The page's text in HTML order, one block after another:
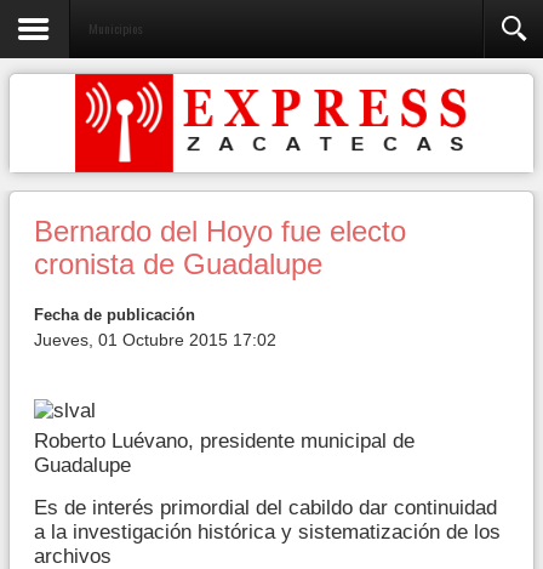
Municipios
Bernardo del Hoyo fue electo
cronista de Guadalupe
Fecha de publicación
Jueves, 01 Octubre 2015 17:02
Roberto Luévano, presidente municipal de
Guadalupe
Es de interés primordial del cabildo dar continuidad
a la investigación histórica y sistematización de los
archivos